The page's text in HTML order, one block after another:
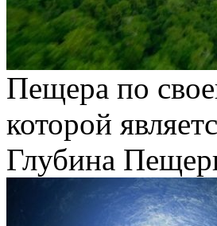
Пещера по
которой
Глубина